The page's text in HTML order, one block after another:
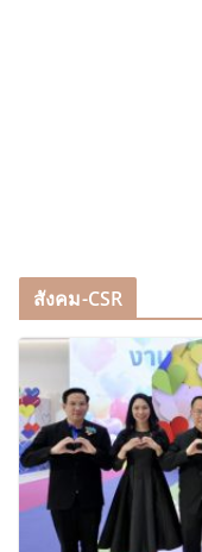
สังคม-CSR